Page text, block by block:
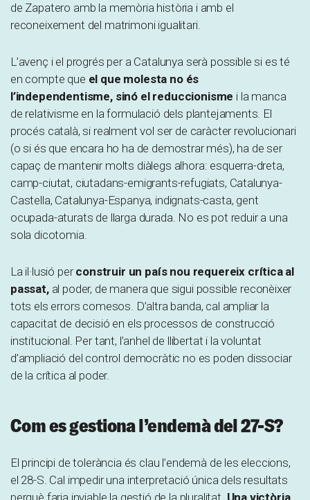
de Zapatero amb la memòria història i amb el
reconeixement del matrimoni igualitari.
L’avenç i el progrés per a Catalunya serà possible si es té
en compte que el que molesta no és
l’independentisme, sinó el reduccionisme i la manca
de relativisme en la formulació dels plantejaments. El
procés català, si realment vol ser de caràcter revolucionari
(o si és que encara ho ha de demostrar més), ha de ser
capaç de mantenir molts diàlegs alhora: esquerra-dreta,
camp-ciutat, ciutadans-emigrants-refugiats, Catalunya-
Castella, Catalunya-Espanya, indignats-casta, gent
ocupada-aturats de llarga durada. No es pot reduir a una
sola dicotomia.
La il·lusió perconstruir un país nou requereix crítica al
passat,al poder, de manera que sigui possible reconèixer
tots els errors comesos. D’altra banda, cal ampliar la
capacitat de decisió en els processos de construcció
institucional. Per tant, l’anhel de llibertat i la voluntat
d’ampliació del control democràtic no es poden dissociar
de la crítica al poder.
Com es gestiona l’endemà del 27-S?
El principi de tolerància és clau l’endemà de les eleccions,
el 28-S. Cal impedir una interpretació única dels resultats
perquè faria inviable la gestió de la pluralitat. Una victòria